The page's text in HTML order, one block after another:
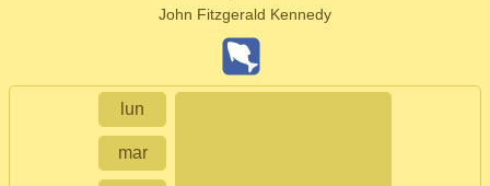
John Fitzgerald Kennedy
lun
mar